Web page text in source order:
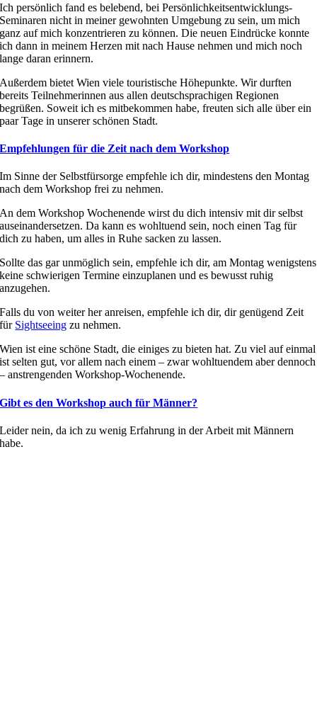
Ich persönlich fand es belebend, bei Persönlichkeitsentwicklungs-
Seminaren nicht in meiner gewohnten Umgebung zu sein, um mich
ganz auf mich konzentrieren zu können. Die neuen Eindrücke konnte
ich dann in meinem Herzen mit nach Hause nehmen und mich noch
lange daran erinnern.
Außerdem bietet Wien viele touristische Höhepunkte. Wir durften
bereits Teilnehmerinnen aus allen deutschsprachigen Regionen
begrüßen. Soweit ich es mitbekommen habe, freuten sich alle über ein
paar Tage in unserer schönen Stadt.
Empfehlungen für die Zeit nach dem Workshop
Im Sinne der Selbstfürsorge empfehle ich dir, mindestens den Montag
nach dem Workshop frei zu nehmen.
An dem Workshop Wochenende wirst du dich intensiv mit dir selbst
auseinandersetzen. Da kann es wohltuend sein, noch einen Tag für
dich zu haben, um alles in Ruhe sacken zu lassen.
Sollte das gar unmöglich sein, empfehle ich dir, am Montag wenigstens
keine schwierigen Termine einzuplanen und es bewusst ruhig
anzugehen.
Falls du von weiter her anreisen, empfehle ich dir, dir genügend Zeit
für Sightseeing zu nehmen.
Wien ist eine schöne Stadt, die einiges zu bieten hat. Zu viel auf einmal
ist selten gut, vor allem nach einem – zwar wohltuendem aber dennoch
– anstrengenden Workshop-Wochenende.
Gibt es den Workshop auch für Männer?
Leider nein, da ich zu wenig Erfahrung in der Arbeit mit Männern
habe.